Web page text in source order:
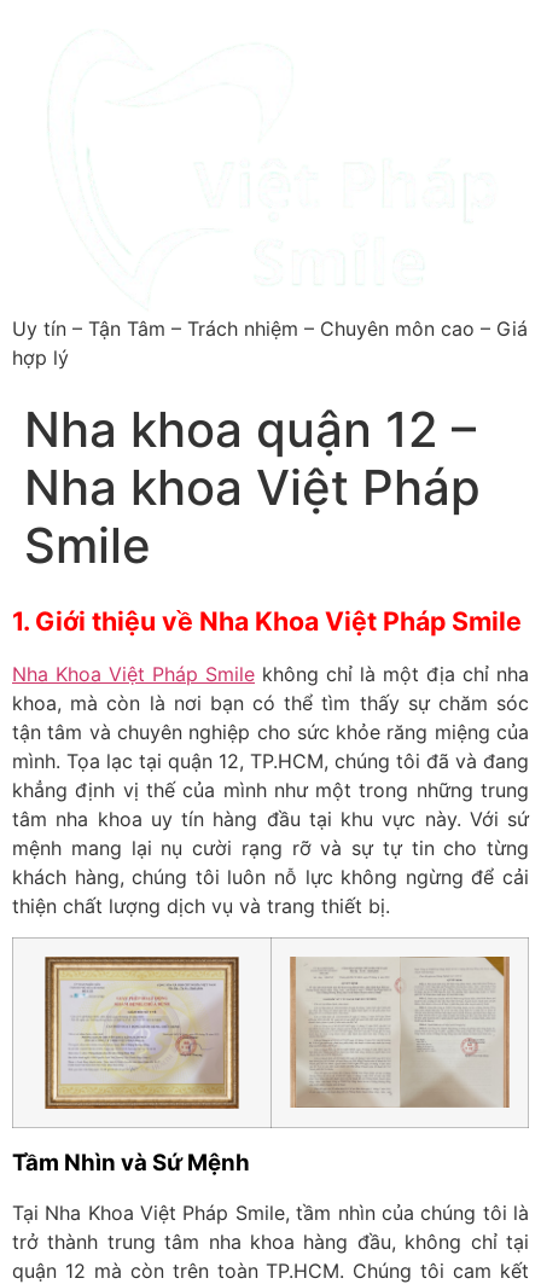
Uy tín – Tận Tâm – Trách nhiệm – Chuyên môn cao – Giá
hợp lý
Nha khoa quận 12 –
Nha khoa Việt Pháp
Smile
1. Giới thiệu về Nha Khoa Việt Pháp Smile
Nha Khoa Việt Pháp Smile không chỉ là một địa chỉ nha
khoa, mà còn là nơi bạn có thể tìm thấy sự chăm sóc
tận tâm và chuyên nghiệp cho sức khỏe răng miệng của
mình. Tọa lạc tại quận 12, TP.HCM, chúng tôi đã và đang
khẳng định vị thế của mình như một trong những trung
tâm nha khoa uy tín hàng đầu tại khu vực này. Với sứ
mệnh mang lại nụ cười rạng rỡ và sự tự tin cho từng
khách hàng, chúng tôi luôn nỗ lực không ngừng để cải
thiện chất lượng dịch vụ và trang thiết bị.
Tầm Nhìn và Sứ Mệnh
Tại Nha Khoa Việt Pháp Smile, tầm nhìn của chúng tôi là
trở thành trung tâm nha khoa hàng đầu, không chỉ tại
quận 12 mà còn trên toàn TP.HCM. Chúng tôi cam kết